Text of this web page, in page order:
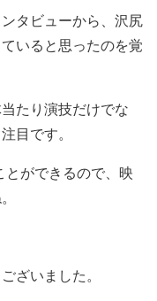
タビューから、沢尻
いると思ったのを覚
たり演技だけでな
目です。
とができるので、映
ざいました。